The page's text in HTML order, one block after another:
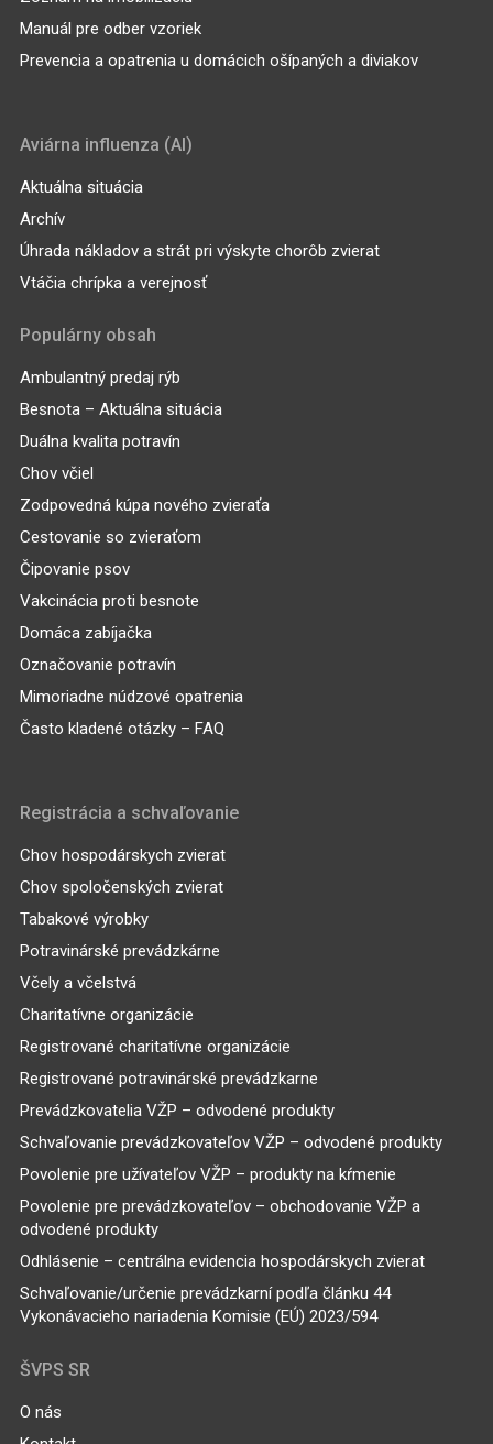
Manuál pre odber vzoriek
Prevencia a opatrenia u domácich ošípaných a diviakov
Aviárna influenza (AI)
Aktuálna situácia
Archív
Úhrada nákladov a strát pri výskyte chorôb zvierat
Vtáčia chrípka a verejnosť
Populárny obsah
Ambulantný predaj rýb
Besnota – Aktuálna situácia
Duálna kvalita potravín
Chov včiel
Zodpovedná kúpa nového zvieraťa
Cestovanie so zvieraťom
Čipovanie psov
Vakcinácia proti besnote
Domáca zabíjačka
Označovanie potravín
Mimoriadne núdzové opatrenia
Často kladené otázky – FAQ
Registrácia a schvaľovanie
Chov hospodárskych zvierat
Chov spoločenských zvierat
Tabakové výrobky
Potravinárské prevádzkárne
Včely a včelstvá
Charitatívne organizácie
Registrované charitatívne organizácie
Registrované potravinárské prevádzkarne
Prevádzkovatelia VŽP – odvodené produkty
Schvaľovanie prevádzkovateľov VŽP – odvodené produkty
Povolenie pre užívateľov VŽP – produkty na kŕmenie
Povolenie pre prevádzkovateľov – obchodovanie VŽP a
odvodené produkty
Odhlásenie – centrálna evidencia hospodárskych zvierat
Schvaľovanie/určenie prevádzkarní podľa článku 44
Vykonávacieho nariadenia Komisie (EÚ) 2023/594
ŠVPS SR
O nás